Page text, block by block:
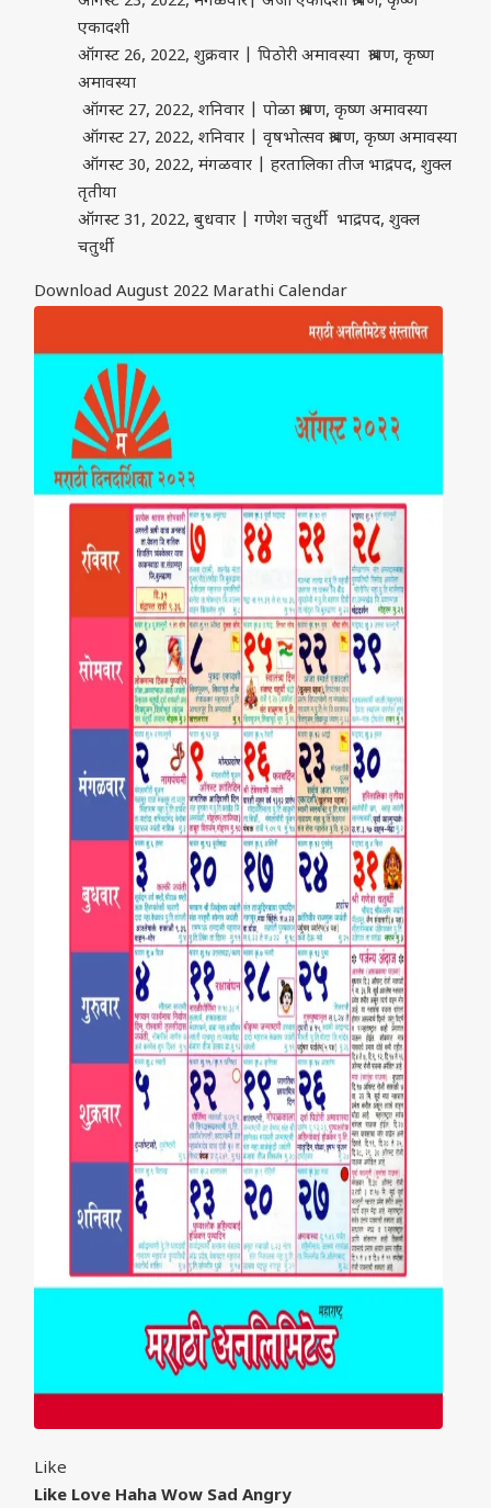
एकादशी
ऑगस्ट 26, 2022, शुक्रवार | पिठोरी अमावस्या श्रावण, कृष्ण
अमावस्या
ऑगस्ट 27, 2022, शनिवार | पोळा श्रावण, कृष्ण अमावस्या
ऑगस्ट 27, 2022, शनिवार | वृषभोत्सव श्रावण, कृष्ण अमावस्या
ऑगस्ट 30, 2022, मंगळवार | हरतालिका तीज भाद्रपद, शुक्ल
तृतीया
ऑगस्ट 31, 2022, बुधवार | गणेश चतुर्थी भाद्रपद, शुक्ल
चतुर्थी
Download August 2022 Marathi Calendar
Like
Like Love Haha Wow Sad Angry